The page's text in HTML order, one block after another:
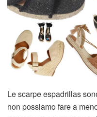
Le scarpe espadrillas
non possiamo fare a